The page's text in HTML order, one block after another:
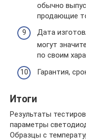
обычно
продающие
Дата
могут
по своим
Гарантия,
Итоги
Результаты
параметры
Образцы с